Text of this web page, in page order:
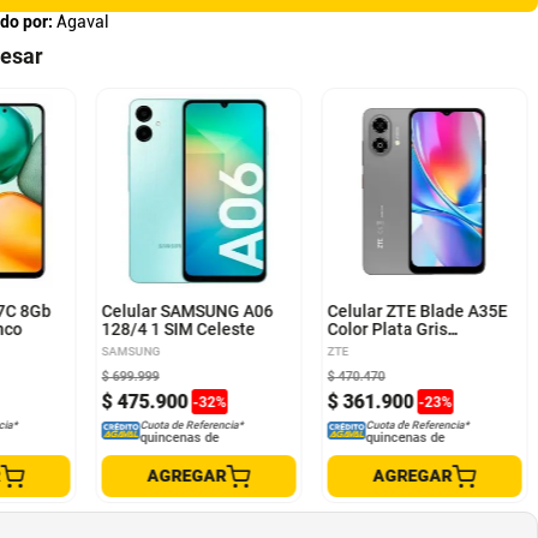
por: Agaval
8Gb
Celular SAMSUNG A06
128/4 1 SIM Celeste
SAMSUNG
$ 475.900 -32%
$ 699.999
Cuota de Referencia*
quincenas de
AGREGAR
Celular ZTE Blade A35E
Color Plata Gris
4GB+64GB
ZTE
$ 361.900 -23%
$ 470.470
Cuota de Referencia*
quincenas de
AGREGAR